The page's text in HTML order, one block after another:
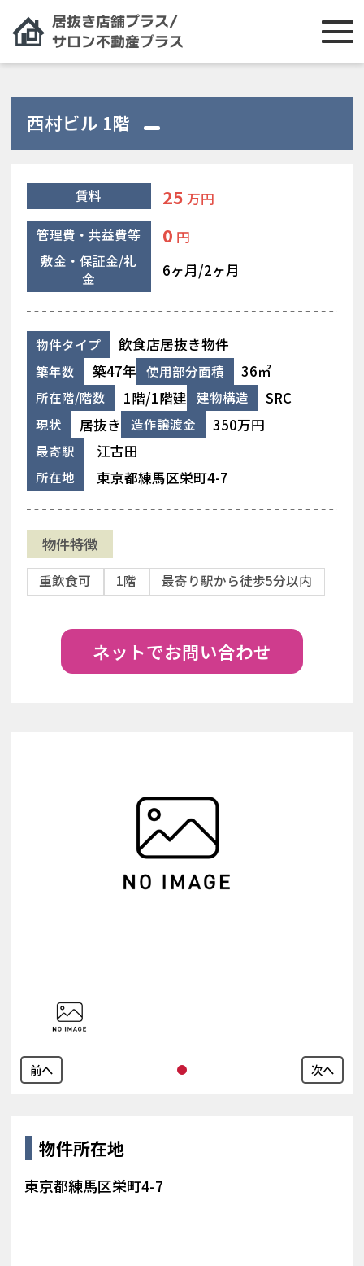
西村ビル 1階
賃料 25 万円
管理費・共益費等 0 円
敷金・保証金/礼
金
6ヶ月/2ヶ月
物件タイプ 飲食店居抜き物件
築年数 築47年 使用部分面積 36㎡
所在階/階数 1階/1階建 建物構造 SRC
現状 居抜き 造作譲渡金 350万円
最寄駅 江古田
所在地 東京都練馬区栄町4-7
物件特徴
重飲食可 1階 最寄り駅から徒歩5分以内
ネットでお問い合わせ
前へ 次へ
物件所在地
東京都練馬区栄町4-7